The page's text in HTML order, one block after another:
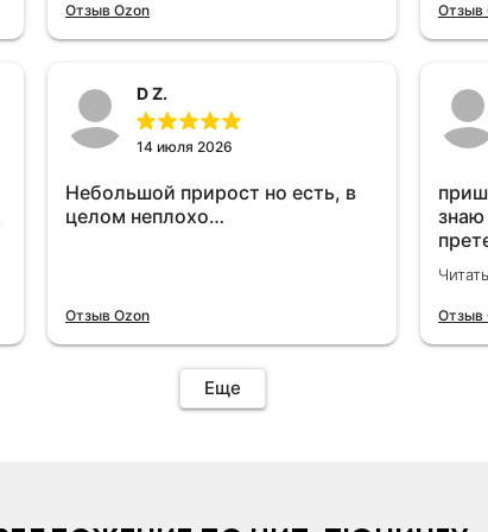
отключу и посмотрю, что будет
Отзыв Ozon Отзыв
D Z.
14 июля 2026
Небольшой прирост но есть, в
целом неплохо…
Отзыв Ozon
знаю
Отзыв
Еще